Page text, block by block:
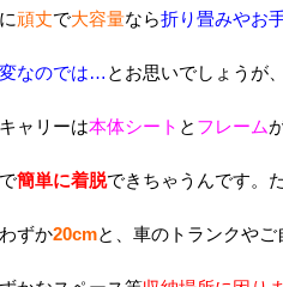
頑丈で大容量なら折り畳みやお
なのでは… とお思いでしょうが
ャリーは本体シート と フレーム
簡単に着脱できちゃうんです。
ずか20cmと、車のトランクやご